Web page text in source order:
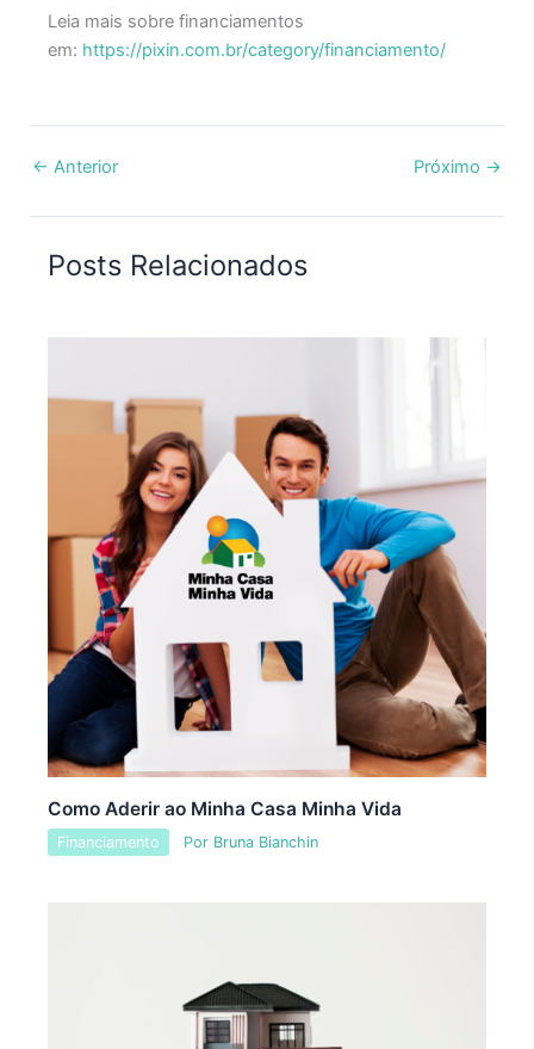
Leia mais sobre financiamentos
em: https://pixin.com.br/category/financiamento/
← Anterior Próximo →
Posts Relacionados
Como Aderir ao Minha Casa Minha Vida
Financiamento Por Bruna Bianchin